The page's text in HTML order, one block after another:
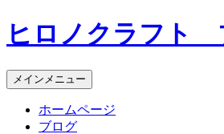
コ
ン
ン
ツ
ヒロノクラフト
メインメニュー
ホームページ
ブログ